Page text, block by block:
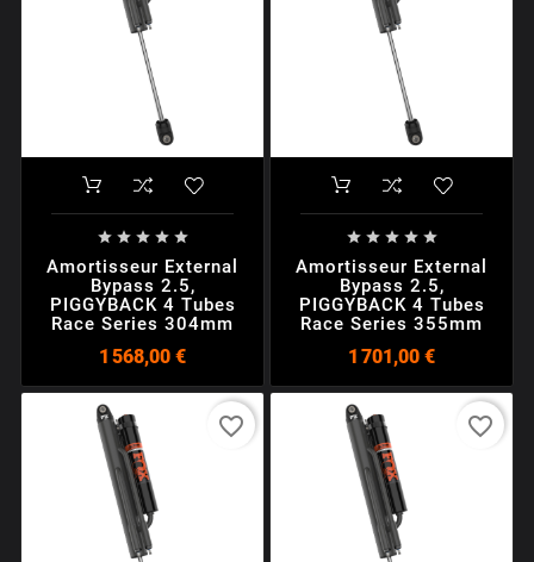
    
Amortisseur External
Bypass 2.5,
PIGGYBACK 4 Tubes
Race Series 304mm
1 568,00 €
    
Amortisseur External
Bypass 2.5,
PIGGYBACK 4 Tubes
Race Series 355mm
1 701,00 €
favorite_border favorite_border